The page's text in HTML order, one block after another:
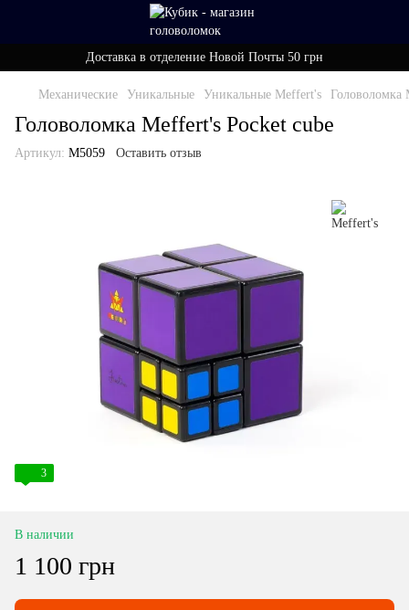
Доставка в отделение Новой Почты 50 грн
Механические Уникальные Уникальные Meffert's Головоломка
Головоломка Meffert's Pocket cube
Артикул: М5059 Оставить отзыв
3
В наличии
1 100 грн